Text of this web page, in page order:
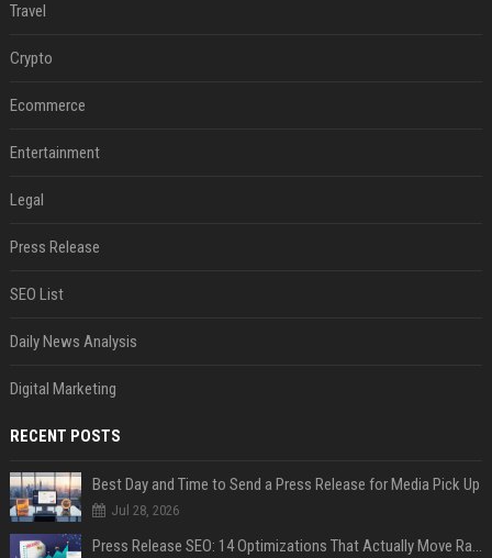
Travel
Crypto
Ecommerce
Entertainment
Legal
Press Release
SEO List
Daily News Analysis
Digital Marketing
RECENT POSTS
Best Day and Time to Send a Press Release for Media Pick Up
Jul 28, 2026
Press Release SEO: 14 Optimizations That Actually Move Rankings